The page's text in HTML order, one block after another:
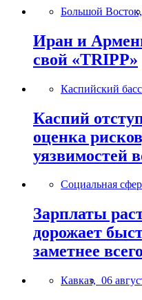
Большой Восток,
Иран и
свой «TRIPP»
Каспийский
Каспий
оценка
уязвимостей
Социальная
Зарплаты
дорожает
заметнее всего
Кавказ, 06